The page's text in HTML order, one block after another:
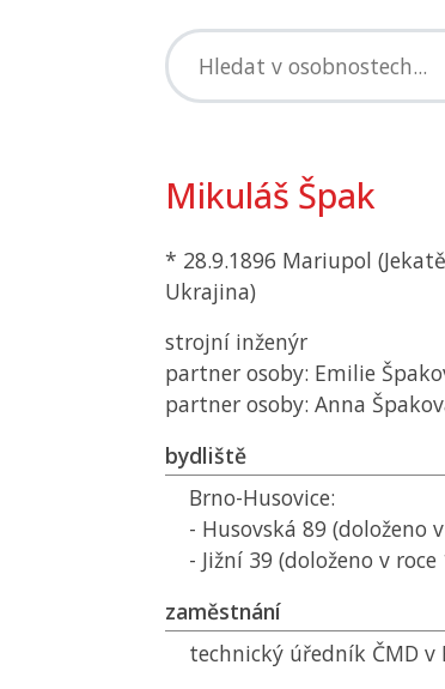
Mikuláš Špak
* 28.9.1896 Mariupol
Ukrajina)
strojní inženýr
partner osoby: Emilie
partner osoby: Anna
bydliště
Brno-Husovice:
- Husovská 89 (doloženo
- Jižní 39 (doloženo v
zaměstnání
technický úředník ČMD v